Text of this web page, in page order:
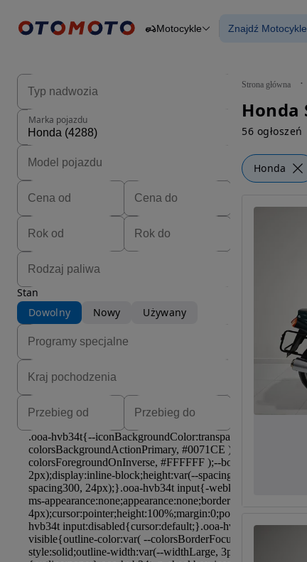
Osobowe
Motocykle Znajdź Motocykle
Strona główna
Honda
56 ogłoszeń
Honda
Marka pojazdu
Stan
Dowolny
Nowy Używany